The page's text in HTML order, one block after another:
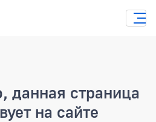
данная страница
на сайте